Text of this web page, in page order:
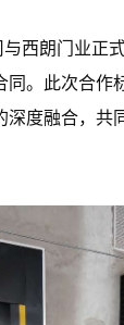
西朗门业正
同。此次合作
深度融合，共